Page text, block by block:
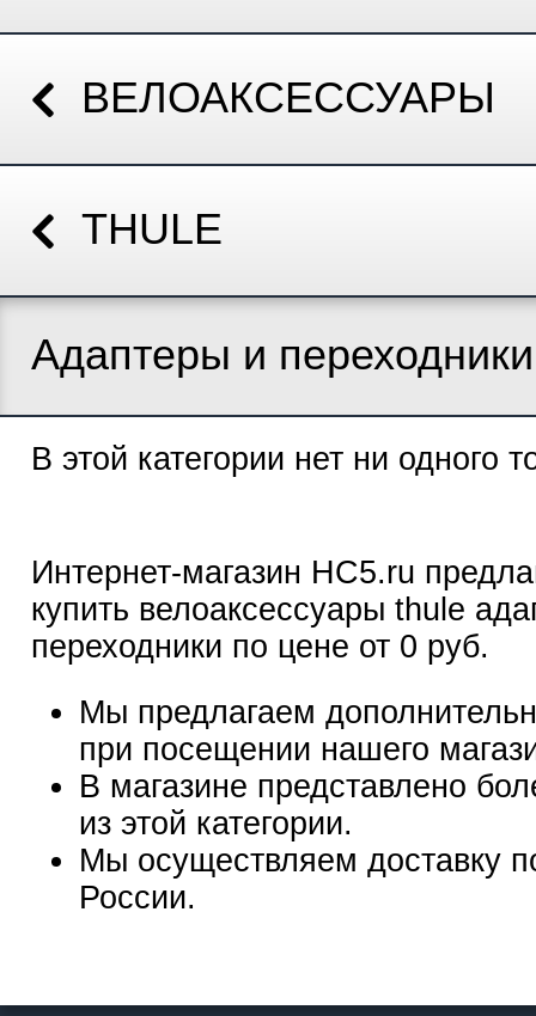
ВЕЛОАКСЕССУАРЫ
THULE
Адаптеры и переходники
В этой категории нет ни одного
Интернет-магазин HC5.ru
купить велоаксессуары thule
переходники по цене от 0 руб.
Мы предлагаем
при посещении нашего
В магазине представлено
из этой категории.
Мы осуществляем доставку
России.